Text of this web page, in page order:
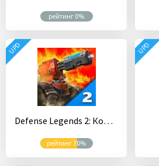
рейтинг 0%
Defense Legends 2: Командир башня обороны
рейтинг 70%
UPD UPD